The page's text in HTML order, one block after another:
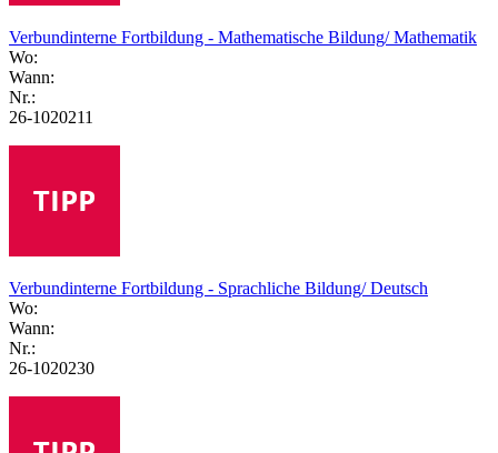
Verbundinterne Fortbildung - Mathematische Bildung/ Mathematik
Wo:
Wann:
Nr.:
26-1020211
Verbundinterne Fortbildung - Sprachliche Bildung/ Deutsch
Wo:
Wann:
Nr.:
26-1020230